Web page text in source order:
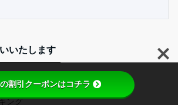
いたします
ング
割引クーポンはコチラ